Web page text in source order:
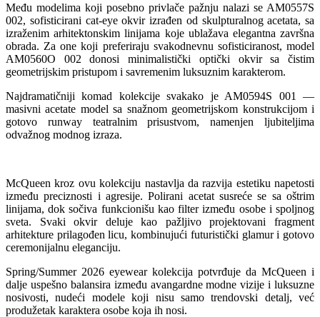
Među modelima koji posebno privlače pažnju nalazi se AM0557S
002, sofisticirani cat-eye okvir izrađen od skulpturalnog acetata, sa
izraženim arhitektonskim linijama koje ublažava elegantna završna
obrada. Za one koji preferiraju svakodnevnu sofisticiranost, model
AM0560O 002 donosi minimalistički optički okvir sa čistim
geometrijskim pristupom i savremenim luksuznim karakterom.
Najdramatičniji komad kolekcije svakako je AM0594S 001 —
masivni acetate model sa snažnom geometrijskom konstrukcijom i
gotovo runway teatralnim prisustvom, namenjen ljubiteljima
odvažnog modnog izraza.
McQueen kroz ovu kolekciju nastavlja da razvija estetiku napetosti
između preciznosti i agresije. Polirani acetat susreće se sa oštrim
linijama, dok sočiva funkcionišu kao filter između osobe i spoljnog
sveta. Svaki okvir deluje kao pažljivo projektovani fragment
arhitekture prilagođen licu, kombinujući futuristički glamur i gotovo
ceremonijalnu eleganciju.
Spring/Summer 2026 eyewear kolekcija potvrđuje da McQueen i
dalje uspešno balansira između avangardne modne vizije i luksuzne
nosivosti, nudeći modele koji nisu samo trendovski detalj, već
produžetak karaktera osobe koja ih nosi.